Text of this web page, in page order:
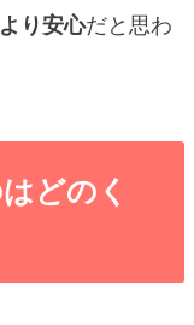
り安心だと思わ
どのく